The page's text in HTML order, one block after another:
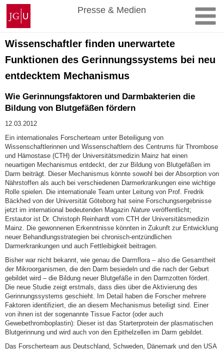
Zum
Inhalt
springen
Johannes
Gutenberg-
Universität
Mainz
Presse & Medien
Wissenschaftler finden unerwartete
Funktionen des Gerinnungssystems bei neu
entdecktem Mechanismus
Wie Gerinnungsfaktoren und Darmbakterien die
Bildung von Blutgefäßen fördern
12.03.2012
Ein internationales Forscherteam unter Beteiligung von
Wissenschaftlerinnen und Wissenschaftlern des Centrums für Thrombose
und Hämostase (CTH) der Universitätsmedizin Mainz hat einen
neuartigen Mechanismus entdeckt, der zur Bildung von Blutgefäßen im
Darm beiträgt. Dieser Mechanismus könnte sowohl bei der Absorption von
Nährstoffen als auch bei verschiedenen Darmerkrankungen eine wichtige
Rolle spielen. Die internationale Team unter Leitung von Prof. Fredrik
Bäckhed von der Universität Göteborg hat seine Forschungsergebnisse
jetzt im international bedeutenden Magazin Nature veröffentlicht;
Erstautor ist Dr. Christoph Reinhardt vom CTH der Universitätsmedizin
Mainz. Die gewonnenen Erkenntnisse könnten in Zukunft zur Entwicklung
neuer Behandlungsstrategien bei chronisch-entzündlichen
Darmerkrankungen und auch Fettleibigkeit beitragen.
Bisher war nicht bekannt, wie genau die Darmflora – also die Gesamtheit
der Mikroorganismen, die den Darm besiedeln und die nach der Geburt
gebildet wird – die Bildung neuer Blutgefäße in den Darmzotten fördert.
Die neue Studie zeigt erstmals, dass dies über die Aktivierung des
Gerinnungssystems geschieht. Im Detail haben die Forscher mehrere
Faktoren identifiziert, die an diesem Mechanismus beteiligt sind. Einer
von ihnen ist der sogenannte Tissue Factor (oder auch
Gewebethromboplastin): Dieser ist das Starterprotein der plasmatischen
Blutgerinnung und wird auch von den Epithelzellen im Darm gebildet.
Das Forscherteam aus Deutschland, Schweden, Dänemark und den USA